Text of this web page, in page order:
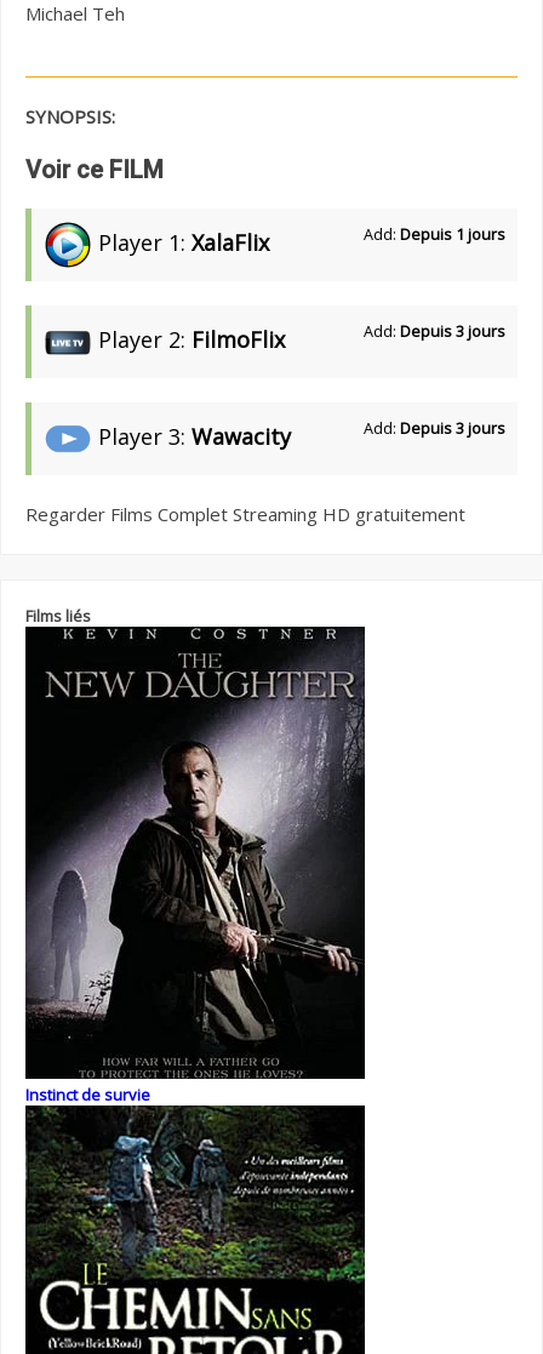
Michael Teh
SYNOPSIS:
Voir ce FILM
Player 1: XalaFlix Add: Depuis 1 jours
Player 2: FilmoFlix Add: Depuis 3 jours
Player 3: Wawacity Add: Depuis 3 jours
Regarder Films Complet Streaming HD gratuitement
Films liés
Instinct de survie